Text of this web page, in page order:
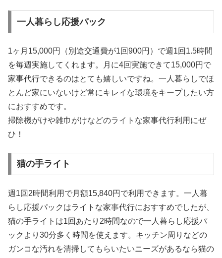
一人暮らし応援パック
1ヶ月15,000円（別途交通費が1回900円）で週1回1.5時間
を毎週実施してくれます。月に4回実施できて15,000円で
家事代行できるのはとても嬉しいですね。一人暮らしでほ
とんど家にいないけど常にキレイな環境をキープしたい方
におすすめです。
掃除機がけや雑巾がけなどのライトな家事代行利用にぜ
ひ！
猫の手ライト
週1回2時間利用で月額15,840円で利用できます。一人暮
らし応援パックはライトな家事代行におすすめでしたが、
猫の手ライトは1回あたり2時間なので一人暮らし応援パ
ックより30分多く時間を使えます。キッチン周りなどの
ガンコな汚れを清掃してもらいたいニーズがあるなら猫の